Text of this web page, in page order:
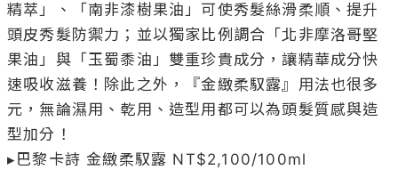
精萃」、「南非漆樹果油」可使秀髮絲滑柔順、提升
頭皮秀髮防禦力；並以獨家比例調合「北非摩洛哥堅
果油」與「玉蜀黍油」雙重珍貴成分，讓精華成分快
速吸收滋養！除此之外，『金緻柔馭露』用法也很多
元，無論濕用、乾用、造型用都可以為頭髮質感與造
型加分！
▸巴黎卡詩 金緻柔馭露 NT$2,100/100ml